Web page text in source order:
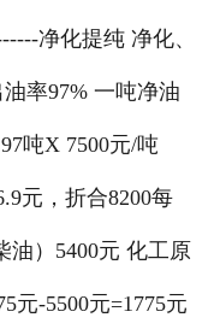
净化提纯 净化、
率97% 一吨净油
吨X 7500元/吨
元，折合8200每
油）5400元 化工原
元-5500元=1775元